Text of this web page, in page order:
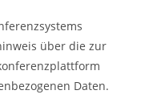
über die zur
Daten.